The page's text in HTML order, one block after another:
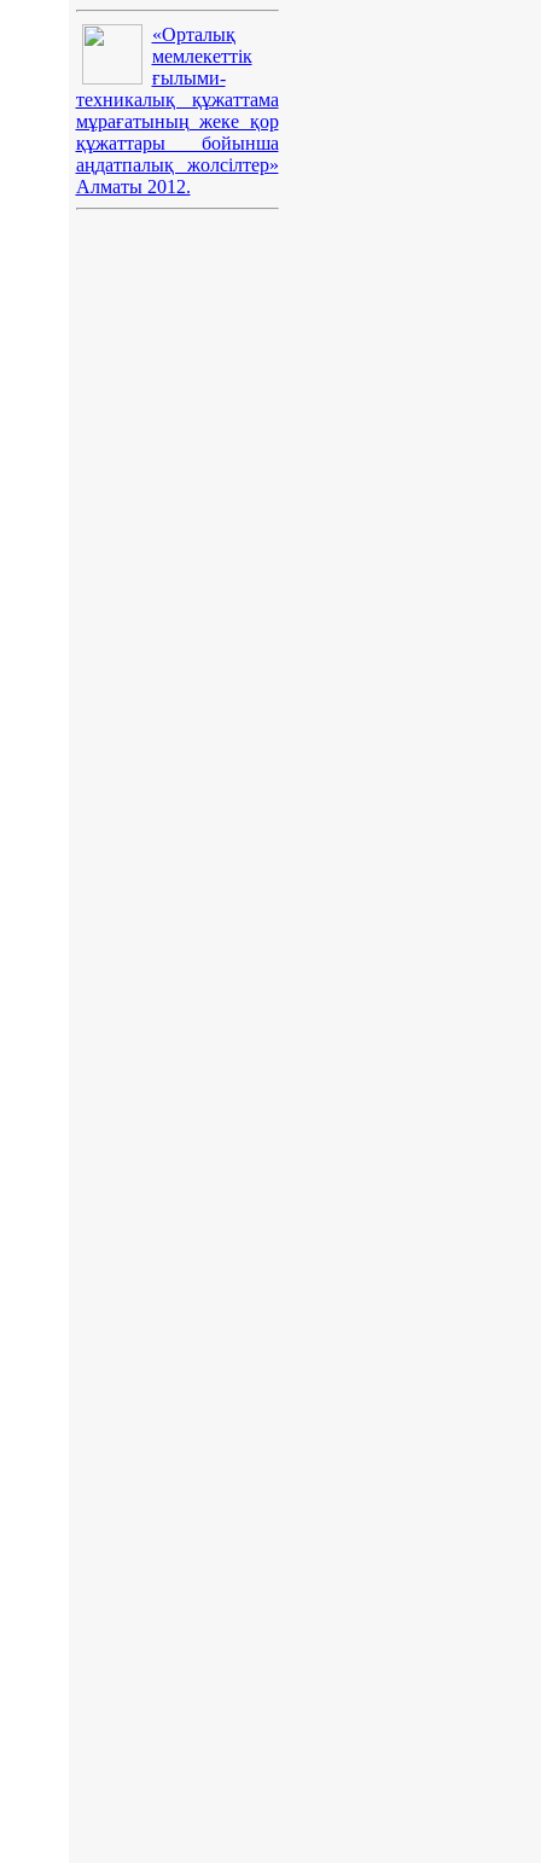
«Орталық
мемлекеттік
ғылыми-
техникалық құжаттама
мұрағатының жеке қор
құжаттары бойынша
аңдатпалық жолсілтер»
Алматы 2012.